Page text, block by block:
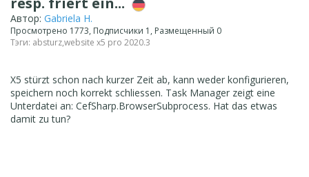
Автор: Gabriela H.
Просмотрено 1773, Подписчики 1, Размещенный 0
Тэги: absturz,website x5 pro 2020.3
X5 stürzt schon nach kurzer Zeit ab, kann weder konfigurieren,
speichern noch korrekt schliessen. Task Manager zeigt eine
Unterdatei an: CefSharp.BrowserSubprocess. Hat das etwas
damit zu tun?